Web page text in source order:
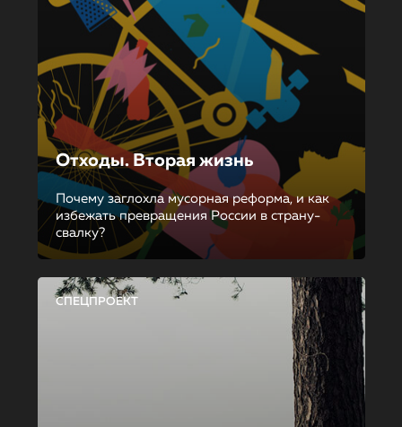
Отходы. Вторая жизнь
Почему заглохла мусорная реформа, и как
избежать превращения России в страну-
свалку?
СПЕЦПРОЕКТ